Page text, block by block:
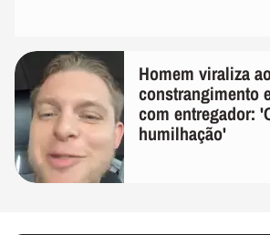
Homem viraliza
constrangimento
com entregador:
humilhação'